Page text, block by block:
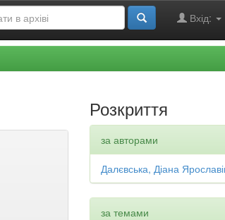
Вхід:
Розкриття
за авторами
Далєвська, Діана
за темами